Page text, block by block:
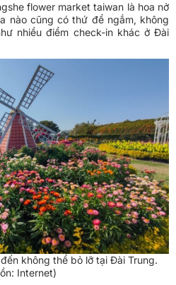
flower market taiwan là hoa nở
nào cũng có thứ để ngắm, không
nhiều điểm check-in khác ở Đài
không thể bỏ lỡ tại Đài Trung.
Internet)